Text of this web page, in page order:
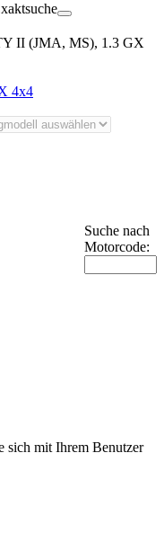
II (JMA, MS), 1.3 GX
4x4
Suche nach
Motorcode:
sich mit Ihrem Benutzer